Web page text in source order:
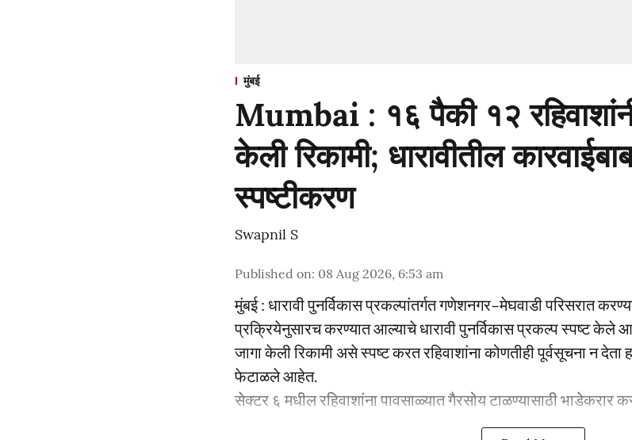
मुंबई
Mumbai : १६ पैकी १२
केली रिकामी; धारावीतील
स्पष्टीकरण
Swapnil S
Published on: 08 Aug 2026, 6:53 am
मुंबई : धारावी पुनर्विकास प्रकल्पांतर्गत गणेशनगर–मेघवाडी परिसरात
प्रक्रियेनुसारच करण्यात आल्याचे धारावी पुनर्विकास प्रकल्प स्पष्ट केले
जागा केली रिकामी असे स्पष्ट करत रहिवाशांना कोणतीही पूर्वसूचना न
फेटाळले आहेत.
सेक्टर ६ मधील रहिवाशांना पावसाळ्यात गैरसोय टाळण्यासाठी भाडेकरार